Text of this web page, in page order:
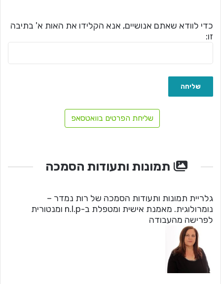
כדי לוודא שאתם אנושיים, אנא הקלידו את האות א' בתיבה
זו:
שליחת הפרטים בוואטסאפ
תמונות ותעודות הסמכה
גלריית תמונות ותעודות הסמכה של רות נמדר –
נומרולוגית. מאמנת אישית ומטפלת ב-n.l.p ומנטורית
לפרישה מהעבודה